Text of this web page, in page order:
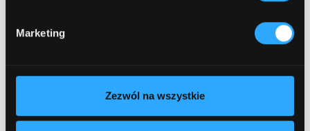
Marketing
Zezwól na wszystkie